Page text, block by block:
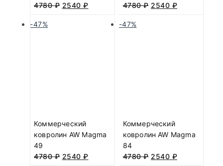
4780₽ 2540 ₽
4780₽ 2540 ₽
-47%
Коммерческий
ковролин AW Magma
49
4780₽ 2540 ₽
-47%
Коммерческий
ковролин AW Magma
84
4780₽ 2540 ₽